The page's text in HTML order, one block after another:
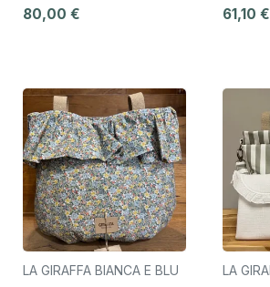
80,00 € 61,10 €
LA GIRAFFA BIANCA E BLU LA